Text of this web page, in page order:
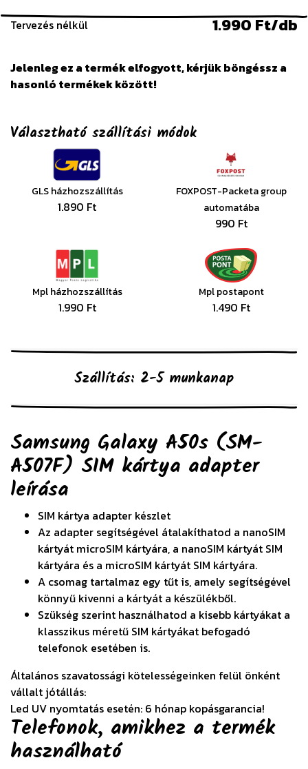
Tervezés nélkül 1.990 Ft/db
Jelenleg ez a termék elfogyott, kérjük böngéssz a
hasonló termékek között!
Választható szállítási módok
GLS házhozszállítás
1.890 Ft
FOXPOST-Packeta group
automatába
990 Ft
Mpl házhozszállítás
1.990 Ft
Mpl postapont
1.490 Ft
Szállítás: 2-5 munkanap
Samsung Galaxy A50s (SM-
A507F) SIM kártya adapter
leírása
SIM kártya adapter készlet
Az adapter segítségével átalakíthatod a nanoSIM
kártyát microSIM kártyára, a nanoSIM kártyát SIM
kártyára és a microSIM kártyát SIM kártyára.
A csomag tartalmaz egy tűt is, amely segítségével
könnyű kivenni a kártyát a készülékből.
Szükség szerint használhatod a kisebb kártyákat a
klasszikus méretű SIM kártyákat befogadó
telefonok esetében is.
Általános szavatossági kötelességeinken felül önként
vállalt jótállás:
Led UV nyomtatás esetén: 6 hónap kopásgarancia!
Telefonok, amikhez a termék
használható